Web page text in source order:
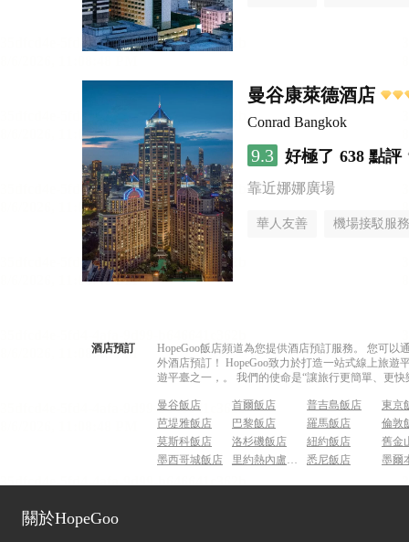
曼谷康萊德酒店
Conrad Bangkok
9.3 好極了 638 點評
靠近娜娜廣場
華人友善 機場接駁服務
酒店預訂
HopeGoo飯店頻道為您提供酒店預訂服務。 您可
外酒店預訂！ HopeGoo致力於打造一站式線上旅
遊平臺之一，。 我們的使命是“讓旅行更簡單、更
曼谷飯店 首爾飯店 普吉島飯店
東京
芭堤雅飯店
巴黎飯店 羅馬飯店
倫敦
莫斯科飯店
洛杉磯飯店 紐約飯店
舊金
墨西哥城飯店
里約熱內盧飯店 悉尼飯店 墨爾
關於HopeGoo